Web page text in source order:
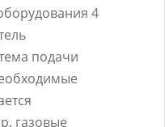
4
подачи
газовые